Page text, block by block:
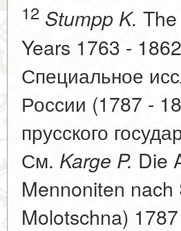
12 Stumpp K.
Years 1763 -
Специальное
России (1787 -
прусского
См. Karge P. Die
Mennoniten
Molotschna)